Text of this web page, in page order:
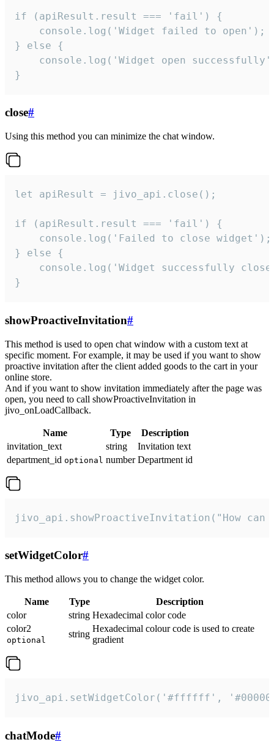
if (apiResult.result === 'fail') {
    console.log('Widget failed to open');
} else {
console.log('Widget open
}
close#
Using this method you can minimize the chat window.
let apiResult = jivo_api.close();
if (apiResult.result === 'fail') {
    console.log('Failed to close widget');
} else {
console.log('Widget successfully
}
showProactiveInvitation#
This method is used to open chat window with a custom text at
specific moment. For example, it may be used if you want to show
proactive invitation after the client added goods to the cart in your
online store.
And if you want to show invitation immediately after the page was
open, you need to call showProactiveInvitation in
jivo_onLoadCallback.
Name Type
Description
invitation_text
string
Invitation text
department_id optional number Department id
jivo_api.showProactiveInvitation("How
setWidgetColor#
This method allows you to change the widget color.
Name Type
Description
color
string Hexadecimal color code
color2
optional
string
Hexadecimal colour code is used to create
gradient
jivo_api.setWidgetColor('#ffffff',
chatMode#